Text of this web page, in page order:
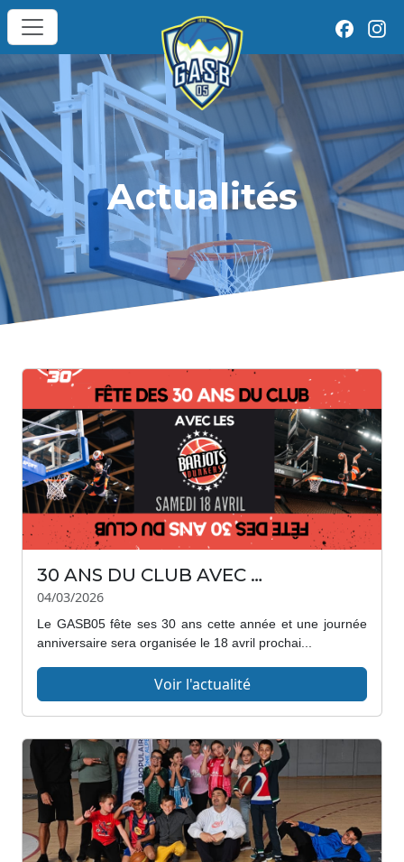
Actualités
30 ANS DU CLUB AVEC LES BARJOTS DUNKERS
04/03/2026
Le GASB05 fête ses 30 ans cette année et une journée
anniversaire sera organisée le 18 avril prochai...
Voir l'actualité